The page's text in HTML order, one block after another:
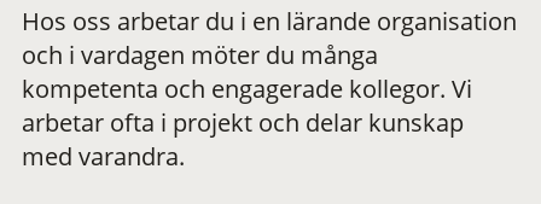
Hos oss arbetar du i en lärande organisation
och i vardagen möter du många
kompetenta och engagerade kollegor. Vi
arbetar ofta i projekt och delar kunskap
med varandra.